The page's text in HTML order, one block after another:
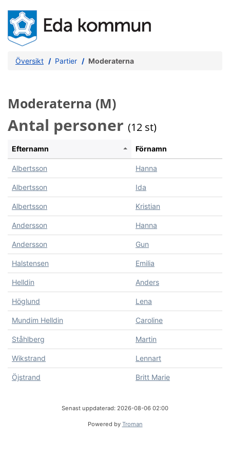
Översikt Partier Moderaterna
Moderaterna (M)
Antal personer (12 st)
Efternamn Förnamn
Albertsson Hanna
Albertsson Ida
Albertsson Kristian
Andersson Hanna
Andersson Gun
Halstensen Emilia
Helldin Anders
Höglund Lena
Mundim Helldin Caroline
Ståhlberg Martin
Wikstrand Lennart
Öjstrand Britt Marie
Senast uppdaterad: 2026-08-06 02:00
Powered by Troman